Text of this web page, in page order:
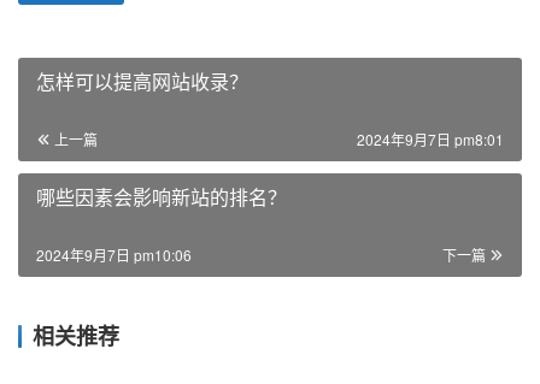
怎样可以提高网站收录？
上一篇 2024年9月7日 pm8:01
哪些因素会影响新站的排名？
下一篇
2024年9月7日 pm10:06
相关推荐